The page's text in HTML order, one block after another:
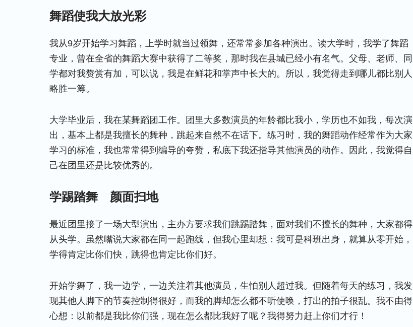
舞蹈使我大放光彩
我从9岁开始学习舞蹈，上学时就当过领舞，还常常参加各种演出。读大学时，我学了舞蹈
专业，曾在全省的舞蹈大赛中获得了二等奖，那时我在县城已经小有名气。父母、老师、同
学都对我赞赏有加，可以说，我是在鲜花和掌声中长大的。所以，我觉得走到哪儿都比别人
略胜一筹。
大学毕业后，我在某舞蹈团工作。团里大多数演员的年龄都比我小，学历也不如我，每次演
出，基本上都是我擅长的舞种，跳起来自然不在话下。练习时，我的舞蹈动作经常作为大家
学习的标准，我也常常得到编导的夸赞，私底下我还指导其他演员的动作。因此，我觉得自
己在团里还是比较优秀的。
学踢踏舞 颜面扫地
最近团里接了一场大型演出，主办方要求我们跳踢踏舞，面对我们不擅长的舞种，大家都得
从头学。虽然嘴说大家都在同一起跑线，但我心里却想：我可是科班出身，就算从零开始，
学得肯定比你们快，跳得也肯定比你们好。
开始学舞了，我一边学，一边关注着其他演员，生怕别人超过我。但随着每天的练习，我发
现其他人脚下的节奏控制得很好，而我的脚却怎么都不听使唤，打出的拍子很乱。我不由得
心想：以前都是我比你们强，现在怎么都比我好了呢？我得努力赶上你们才行！